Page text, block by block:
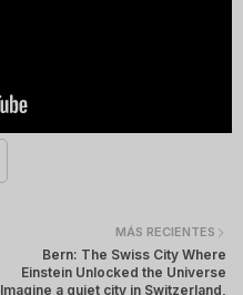
MÁS RECIENTES
Bern: The Swiss City Where
Einstein Unlocked the Universe
Imagine a quiet city in Switzerland,